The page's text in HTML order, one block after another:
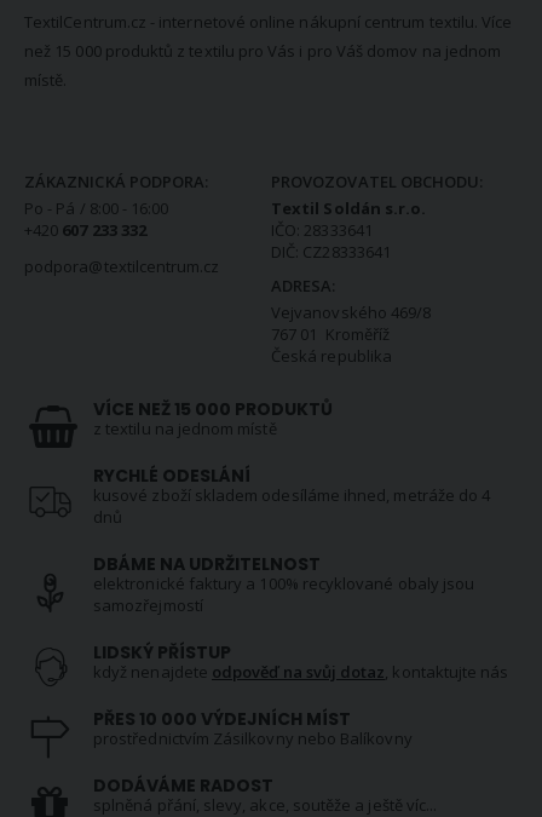
TextilCentrum.cz - internetové online nákupní centrum textilu. Více
než 15 000 produktů z textilu pro Vás i pro Váš domov na jednom
místě.
ZÁKAZNICKÁ PODPORA:
Po - Pá / 8:00 - 16:00
+420 607 233 332
podpora@textilcentrum.cz
PROVOZOVATEL OBCHODU:
Textil Soldán s.r.o.
IČO: 28333641
DIČ: CZ28333641
ADRESA:
Vejvanovského 469/8
767 01 Kroměříž
Česká republika
VÍCE NEŽ 15 000 PRODUKTŮ
z textilu na jednom místě
RYCHLÉ ODESLÁNÍ
kusové zboží skladem odesíláme ihned, metráže do 4
dnů
DBÁME NA UDRŽITELNOST
elektronické faktury a 100% recyklované obaly jsou
samozřejmostí
LIDSKÝ PŘÍSTUP
když nenajdete odpověď na svůj dotaz , kontaktujte nás
PŘES 10 000 VÝDEJNÍCH MÍST
prostřednictvím Zásilkovny nebo Balíkovny
DODÁVÁME RADOST
splněná přání, slevy, akce, soutěže a ještě víc...